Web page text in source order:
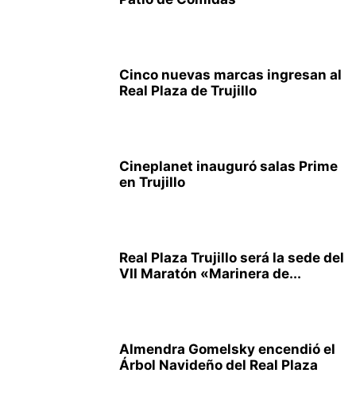
Cinco nuevas marcas ingresan al
Real Plaza de Trujillo
Cineplanet inauguró salas Prime
en Trujillo
Real Plaza Trujillo será la sede del
VII Maratón «Marinera de...
Almendra Gomelsky encendió el
Árbol Navideño del Real Plaza